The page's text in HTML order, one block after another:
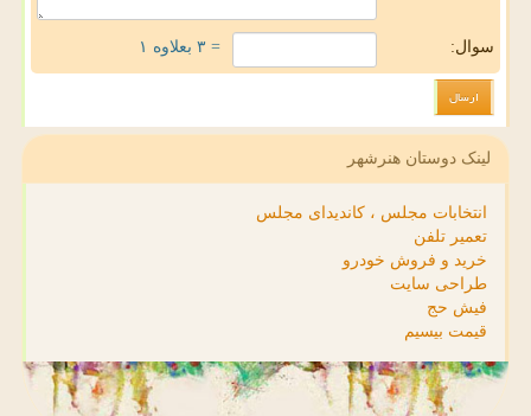
سوال: = ۳ بعلاوه ۱
لینک دوستان هنرشهر
انتخابات مجلس ، کاندیدای مجلس
تعمیر تلفن
خرید و فروش خودرو
طراحی سایت
فیش حج
قیمت بیسیم